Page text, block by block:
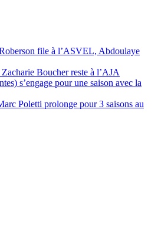
file à l’ASVEL, Abdoulaye
Boucher reste à l’AJA
s’engage pour une saison avec la
Poletti prolonge pour 3 saisons au